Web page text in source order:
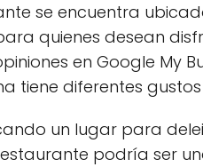
se encuentra
quienes desean
en Google My
tiene diferentes
un lugar para
podría ser